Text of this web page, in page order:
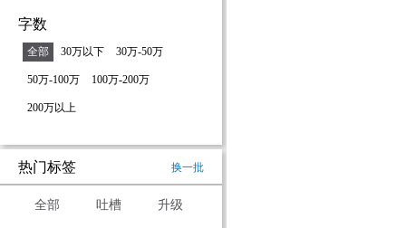
字数
全部 30万以下 30万-50万
50万-100万 100万-200万
200万以上
热门标签 换一批
全部 吐槽 升级